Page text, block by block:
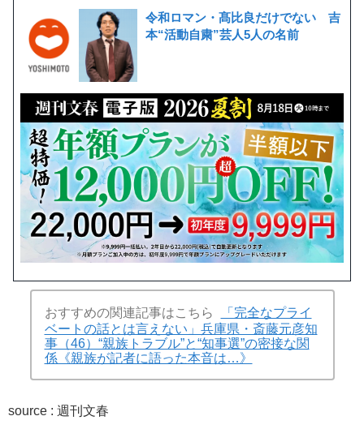
令和ロマン・髙比良だけでない 吉
本“活動自粛”芸人5人の名前
おすすめの関連記事はこちら
「完全なプライ
ベートの話とは言えない」兵庫県・斎藤元彦知
事（46）“親族トラブル”と“知事選”の密接な関
係《親族が記者に語った本音は…》
source : 週刊文春